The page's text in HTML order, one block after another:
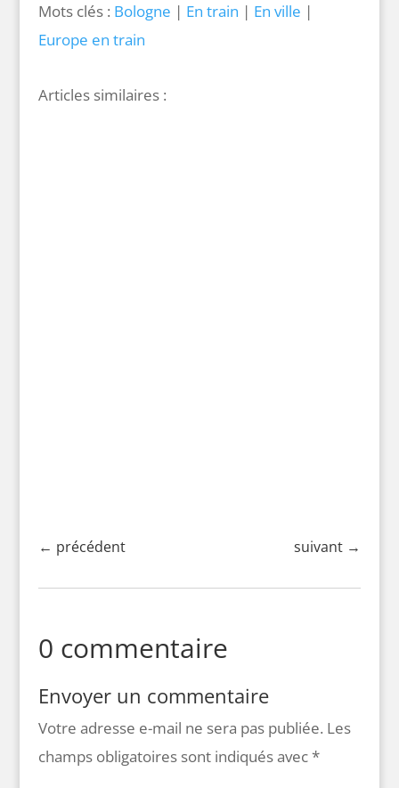
Mots clés : Bologne | En train | En ville |
Europe en train
← précédent suivant →
0 commentaire
Envoyer un commentaire
Votre adresse e-mail ne sera pas publiée. Les
champs obligatoires sont indiqués avec*